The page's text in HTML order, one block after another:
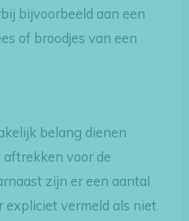
bijvoorbeeld aan een
of broodjes van een
belang dienen
aftrekken voor de
zijn er een aantal
expliciet vermeld als niet